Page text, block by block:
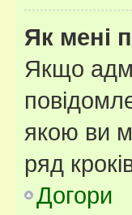
Як мені
Якщо
якою ви
ряд
Догори